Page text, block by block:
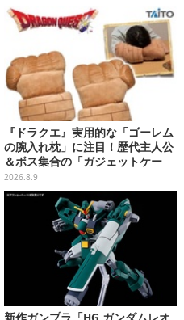
『ドラクエ』実用的な「ゴーレム
の腕入れ枕」に注目！歴代主人公
＆ボス集合の「ガジェットケー
ス」ほか9プライズが続々展開
2026.8.9